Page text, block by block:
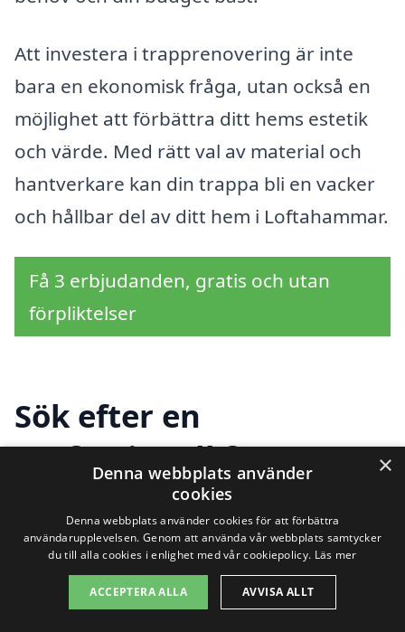
Att investera i trapprenovering är inte
bara en ekonomisk fråga, utan också en
möjlighet att förbättra ditt hems estetik
och värde. Med rätt val av material och
hantverkare kan din trappa bli en vacker
och hållbar del av ditt hem i Loftahammar.
Få 3 erbjudanden, gratis och utan
förpliktelser
Sök efter en
professionell för
trapprenovering i andra
städer nära
Loftahammar
×
Denna webbplats använder
cookies
Denna webbplats använder cookies för att förbättra
användarupplevelsen. Genom att använda vår webbplats samtycker
du till alla cookies i enlighet med vår cookiepolicy. Läs mer
ACCEPTERA ALLA AVVISA ALLT